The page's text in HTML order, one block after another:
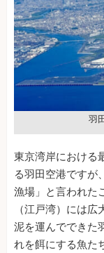
羽
東京湾岸における
る羽田空港ですが
漁場」と言われた
（江戸湾）には
泥を運んでできた
れを餌にする魚た